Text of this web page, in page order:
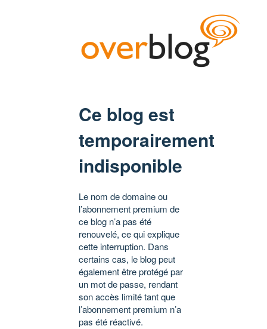
Ce blog est
temporairement
indisponible
Le nom de domaine ou
l’abonnement premium de
ce blog n’a pas été
renouvelé, ce qui explique
cette interruption. Dans
certains cas, le blog peut
également être protégé par
un mot de passe, rendant
son accès limité tant que
l’abonnement premium n’a
pas été réactivé.